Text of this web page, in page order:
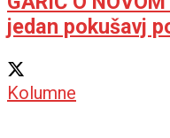
jedan pokušavj
Kolumne